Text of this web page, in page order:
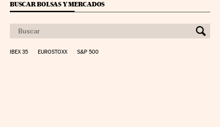
BUSCAR BOLSAS Y MERCADOS
IBEX 35 EUROSTOXX S&P 500